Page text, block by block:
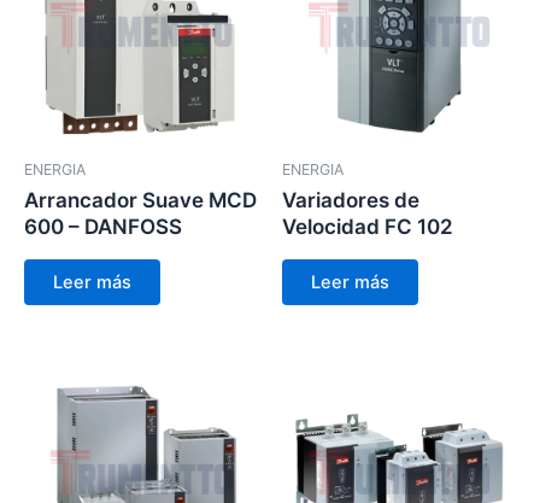
ENERGIA
Arrancador Suave MCD
600 – DANFOSS
Leer más
ENERGIA
Variadores de
Velocidad FC 102
Leer más